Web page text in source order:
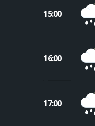
15:00
16:00
17:00